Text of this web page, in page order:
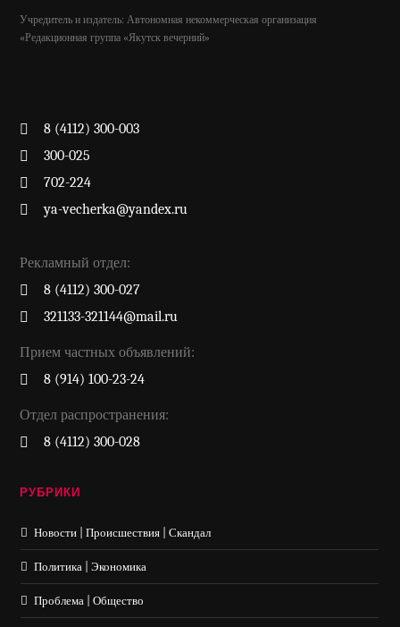
Учредитель и издатель: Автономная некоммерческая организация
«Редакционная группа «Якутск вечерний»
8 (4112) 300-003
300-025
702-224
ya-vecherka@yandex.ru
Рекламный отдел:
8 (4112) 300-027
321133-321144@mail.ru
Прием частных объявлений:
8 (914) 100-23-24
Отдел распространения:
8 (4112) 300-028
РУБРИКИ
Новости | Происшествия | Скандал
Политика | Экономика
Проблема | Общество